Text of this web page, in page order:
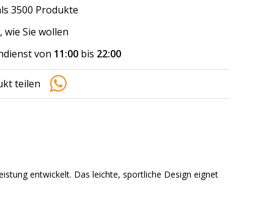
3500 Produkte
wie Sie wollen
von 11:00 bis 22:00
teilen
entwickelt. Das leichte, sportliche Design eignet